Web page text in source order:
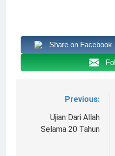
Share on Facebook
NavigasiPrevious:
Ujian Dari Allah
Selama 20 Tahun